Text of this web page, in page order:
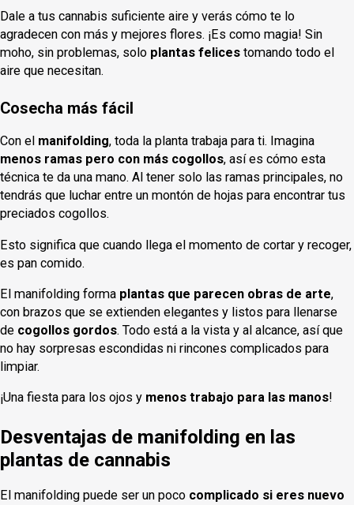
Dale a tus cannabis suficiente aire y verás cómo te lo
agradecen con más y mejores flores. ¡Es como magia! Sin
moho, sin problemas, solo plantas felices tomando todo el
aire que necesitan.
Cosecha más fácil
Con el manifolding, toda la planta trabaja para ti. Imagina
menos ramas pero con más cogollos, así es cómo esta
técnica te da una mano. Al tener solo las ramas principales, no
tendrás que luchar entre un montón de hojas para encontrar tus
preciados cogollos.
Esto significa que cuando llega el momento de cortar y recoger,
es pan comido.
El manifolding forma plantas que parecen obras de arte,
con brazos que se extienden elegantes y listos para llenarse
de cogollos gordos. Todo está a la vista y al alcance, así que
no hay sorpresas escondidas ni rincones complicados para
limpiar.
¡Una fiesta para los ojos y menos trabajo para las manos!
Desventajas de manifolding en las
plantas de cannabis
El manifolding puede ser un poco complicado si eres nuevo